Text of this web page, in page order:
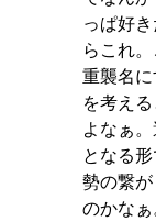
っぱ好
らこれ
重襲名
を考え
よなぁ
となる
勢の繋
のかなぁ